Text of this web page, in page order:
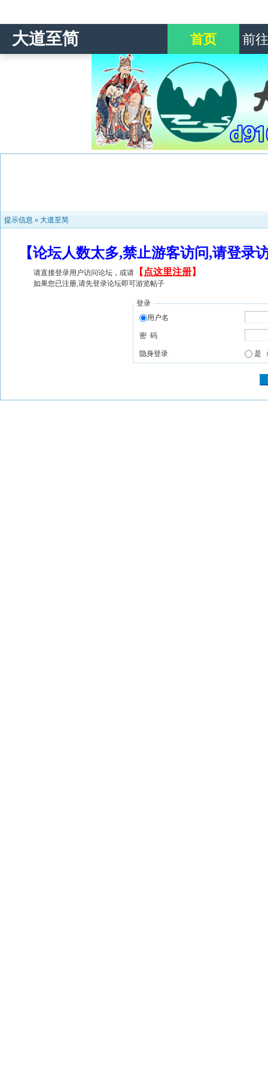
大道至简 首页 前
提示信息 » 大道至简
【论坛人数太多,禁止游客访问,请登
请直接登录用户访问论坛，或请 【 点这里注册】
如果您已注册,请先登录论坛即可游览帖子
登录
用户名
密 码
隐身登录 是